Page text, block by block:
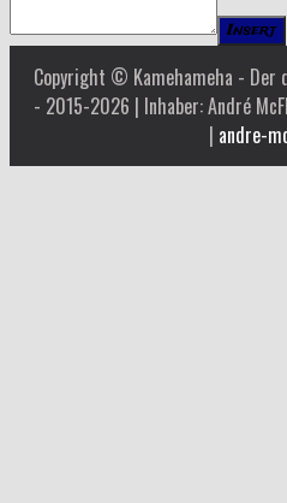
Insert
Copyright © Kamehameha - Der
- 2015-2026 | Inhaber: André
| andre-